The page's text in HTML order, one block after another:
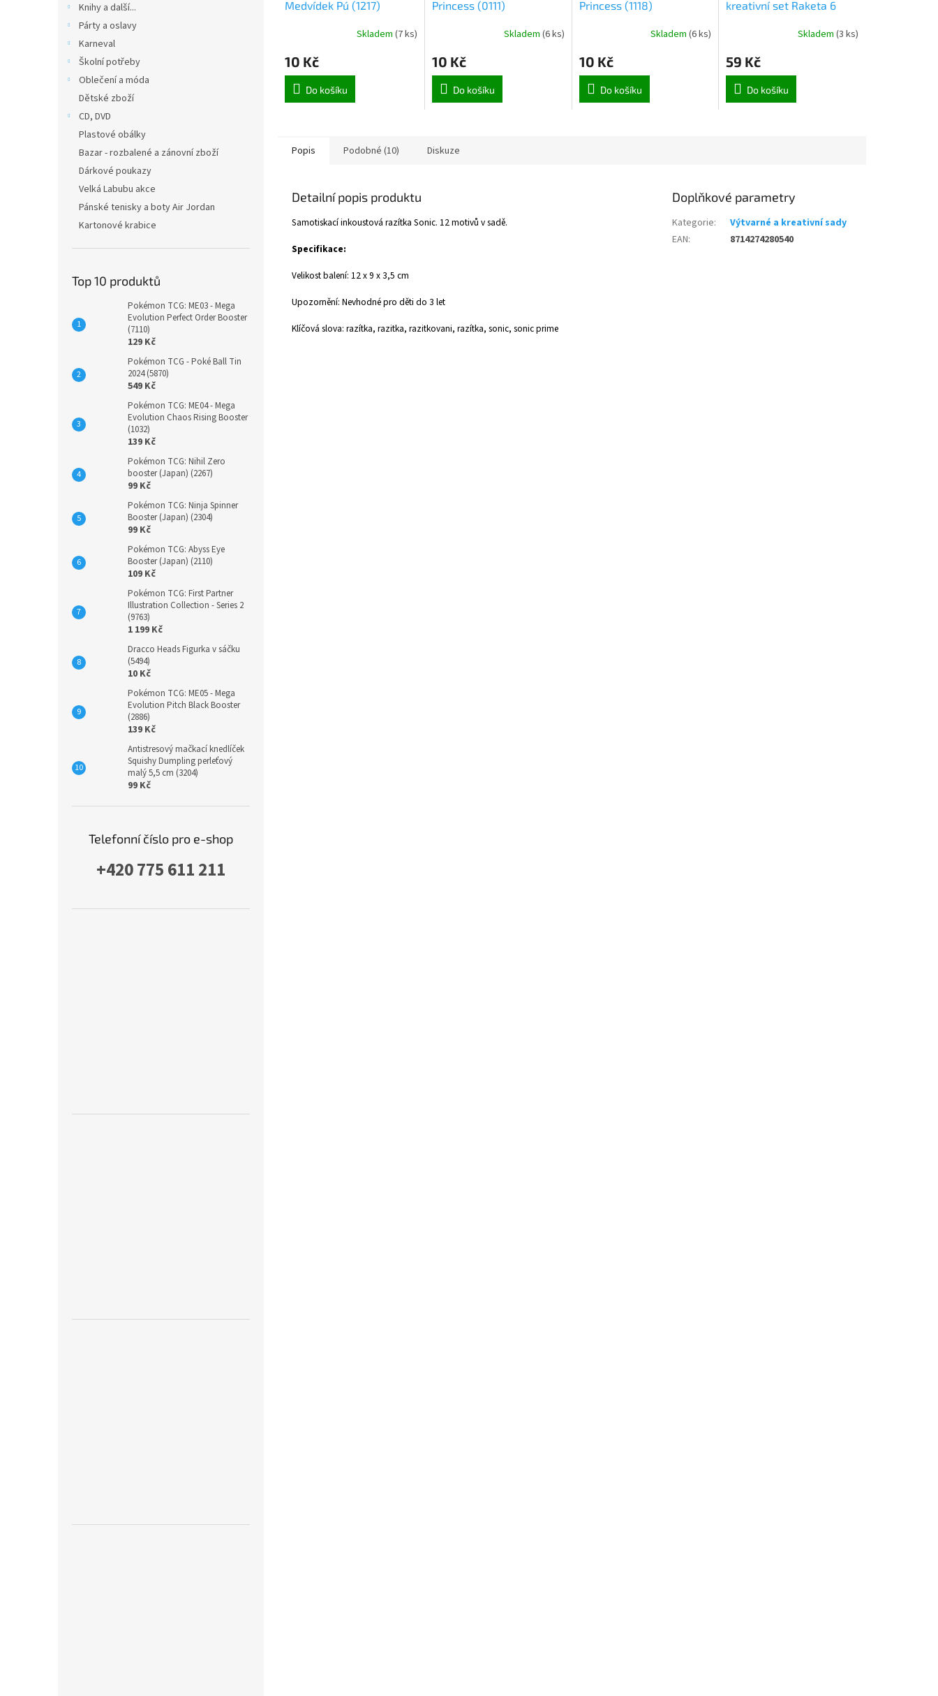
Knihy a další...
Párty a oslavy
Karneval
Školní potřeby
Oblečení a móda
Dětské zboží
CD, DVD
Plastové obálky
Bazar - rozbalené a zánovní zboží
Dárkové poukazy
Velká Labubu akce
Pánské tenisky a boty Air Jordan
Kartonové krabice
Top 10 produktů
Pokémon TCG: ME03 - Mega
Evolution Perfect Order Booster
(7110)
129 Kč
Pokémon TCG - Poké Ball Tin
2024 (5870)
549 Kč
Pokémon TCG: ME04 - Mega
Evolution Chaos Rising Booster
(1032)
139 Kč
Pokémon TCG: Nihil Zero
booster (Japan) (2267)
99 Kč
Pokémon TCG: Ninja Spinner
Booster (Japan) (2304)
99 Kč
Pokémon TCG: Abyss Eye
Booster (Japan) (2110)
109 Kč
Pokémon TCG: First Partner
Illustration Collection - Series 2
(9763)
1 199 Kč
Dracco Heads Figurka v sáčku
(5494)
10 Kč
Pokémon TCG: ME05 - Mega
Evolution Pitch Black Booster
(2886)
139 Kč
Antistresový mačkací knedlíček
Squishy Dumpling perleťový
malý 5,5 cm (3204)
99 Kč
Telefonní číslo pro e-shop
+420 775 611 211
Medvídek Pú (1217)
Skladem (7 ks)
10 Kč
Do košíku
Princess (0111)
Skladem (6 ks)
10 Kč
Do košíku
Princess (1118)
Skladem(6 ks)
10 Kč
Do košíku
kreativní set Raketa 6
Skladem (3 ks)
59 Kč
Do košíku
Popis Podobné (10) Diskuze
Detailní popis produktu
Samotiskací inkoustová razítka Sonic. 12 motivů v sadě.
Specifikace:
Velikost balení: 12 x 9 x 3,5 cm
Upozornění: Nevhodné pro děti do 3 let
Klíčová slova: razítka, razitka, razitkovani, razítka, sonic, sonic prime
Doplňkové parametry
Kategorie:
Výtvarné a kreativní sady
EAN: 8714274280540